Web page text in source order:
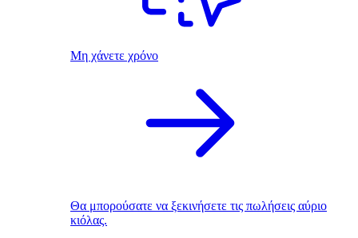
Μη χάνετε χρόνο
Θα μπορούσατε να ξεκινήσετε τις πωλήσεις αύριο
κιόλας.